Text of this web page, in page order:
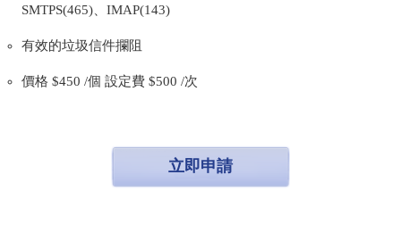
SMTPS(465)、IMAP(143)
有效的垃圾信件攔阻
價格 $450 /個 設定費 $500 /次
立即申請